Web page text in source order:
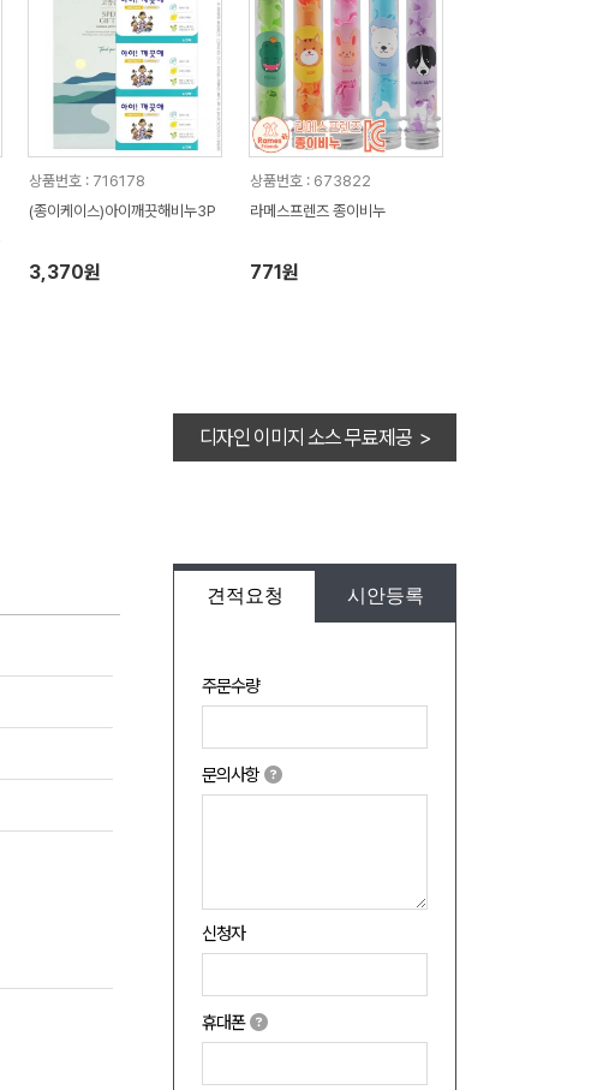
상품번호 : 716178
(종이케이스)아이깨끗해비누3P
3,370원
상품번호 : 673822
라메스프렌즈 종이비누
771원
디자인 이미지 소스 무료제공 >
견적요청 시안등록
주문수량
문의사항
신청자
휴대폰